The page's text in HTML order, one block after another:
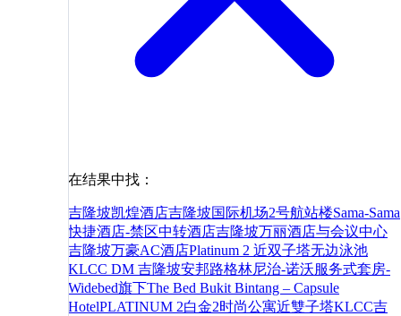
在结果中找：
吉隆坡凯煌酒店吉隆坡国际机场2号航站楼Sama-Sama
快捷酒店-禁区中转酒店吉隆坡万丽酒店与会议中心
吉隆坡万豪AC酒店Platinum 2 近双子塔无边泳池
KLCC DM 吉隆坡安邦路格林尼治-诺沃服务式套房-
Widebed旗下The Bed Bukit Bintang – Capsule
HotelPLATINUM 2白金2时尚公寓近雙子塔KLCC吉